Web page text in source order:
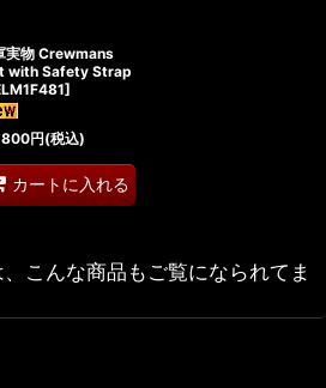
実物 Crewmans
with Safety Strap
]
円(税込)
カートに入れる
こんな商品もご覧になられてま